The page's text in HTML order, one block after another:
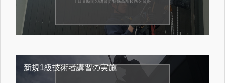
新規1級技術者講習の実施